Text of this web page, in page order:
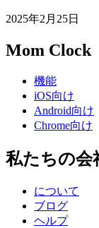
2025年2月25日
Mom Clock
機能
iOS向け
Android向け
Chrome向け
私たちの会
について
ブログ
ヘルプ